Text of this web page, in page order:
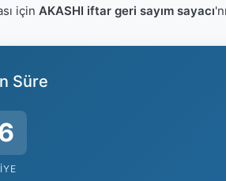
için AKASHI iftar geri sayım sayacı
Süre